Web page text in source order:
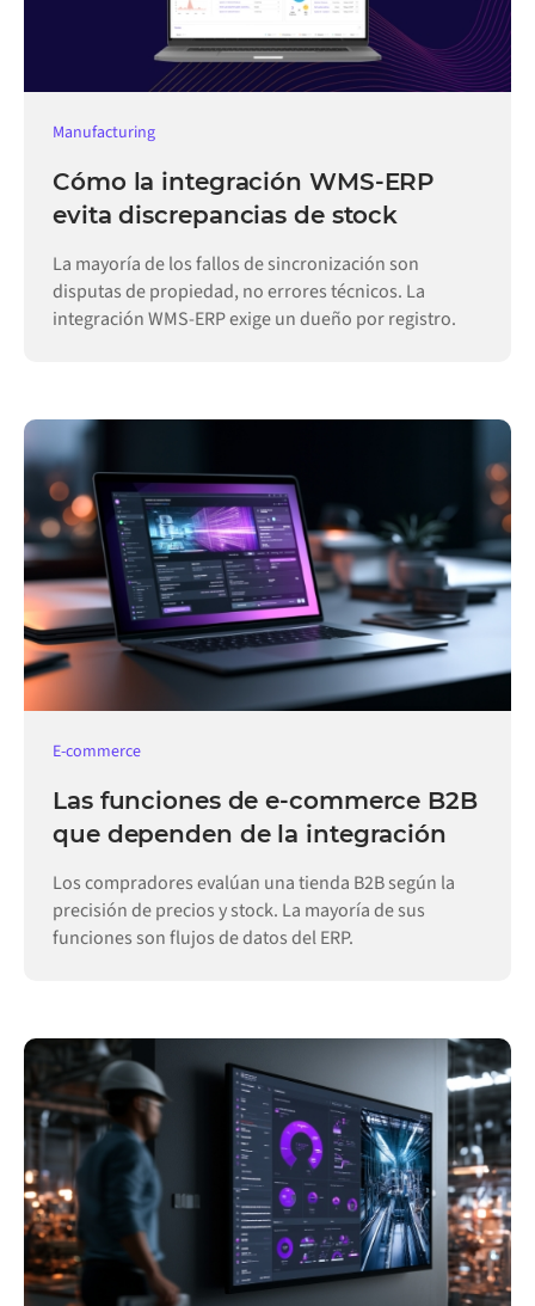
Manufacturing
Cómo la integración WMS-ERP
evita discrepancias de stock
La mayoría de los fallos de sincronización son
disputas de propiedad, no errores técnicos. La
integración WMS-ERP exige un dueño por registro.
E-commerce
Las funciones de e-commerce B2B
que dependen de la integración
Los compradores evalúan una tienda B2B según la
precisión de precios y stock. La mayoría de sus
funciones son flujos de datos del ERP.